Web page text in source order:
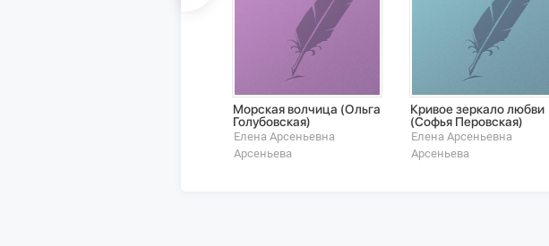
Морская волчица (Ольга
Голубовская)
Елена Арсеньевна
Арсеньева
Кривое зеркало любви
(Софья Перовская)
Елена Арсеньевна
Арсеньева